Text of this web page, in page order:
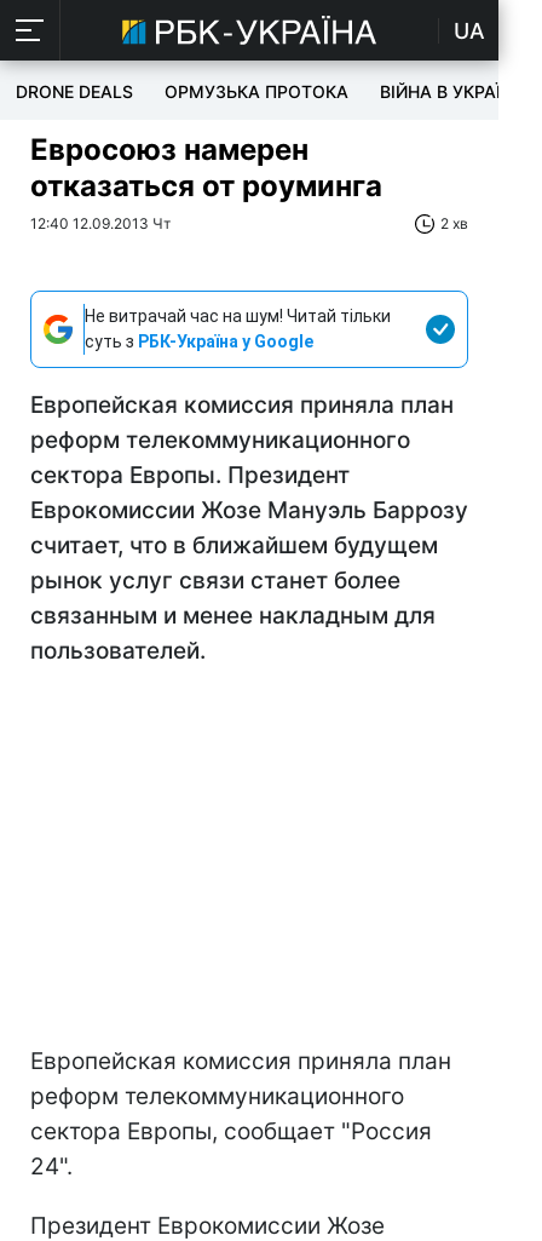
UA
DRONE DEALS ОРМУЗЬКА ПРОТОКА ВІЙНА В УКРАЇНІ
Евросоюз намерен
отказаться от роуминга
12:40 12.09.2013 Чт 2 хв
Не витрачай час на шум! Читай тільки
суть з РБК-Україна у Google
Европейская комиссия приняла план
реформ телекоммуникационного
сектора Европы. Президент
Еврокомиссии Жозе Мануэль Баррозу
считает, что в ближайшем будущем
рынок услуг связи станет более
связанным и менее накладным для
пользователей.
Европейская комиссия приняла план
реформ телекоммуникационного
сектора Европы, сообщает "Россия
24".
Президент Еврокомиссии Жозе